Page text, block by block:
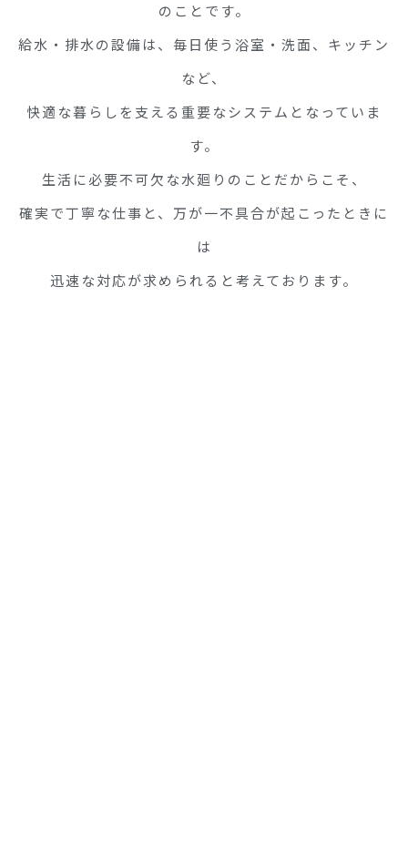
のことです。
給水・排水の設備は、毎日使う浴室・洗面、キッチン
など、
快適な暮らしを支える重要なシステムとなっていま
す。
生活に必要不可欠な水廻りのことだからこそ、
確実で丁寧な仕事と、万が一不具合が起こったときに
は
迅速な対応が求められると考えております。